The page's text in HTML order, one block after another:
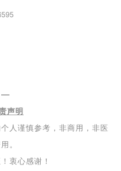
声明
。
衷心感谢！
信公共图片库，或取自网络
权归拥有者。
。衷心感谢！